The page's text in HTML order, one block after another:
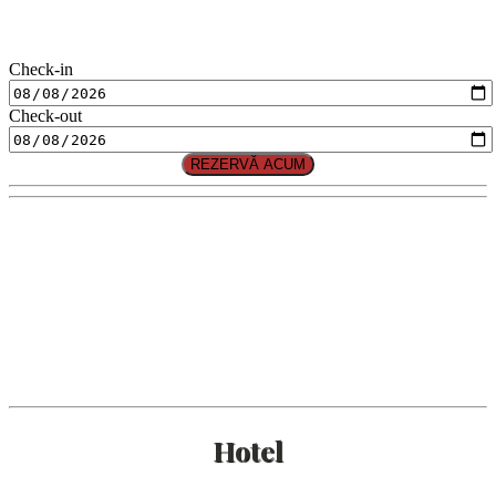
Check-in
Check-out
REZERVĂ ACUM
Hotel